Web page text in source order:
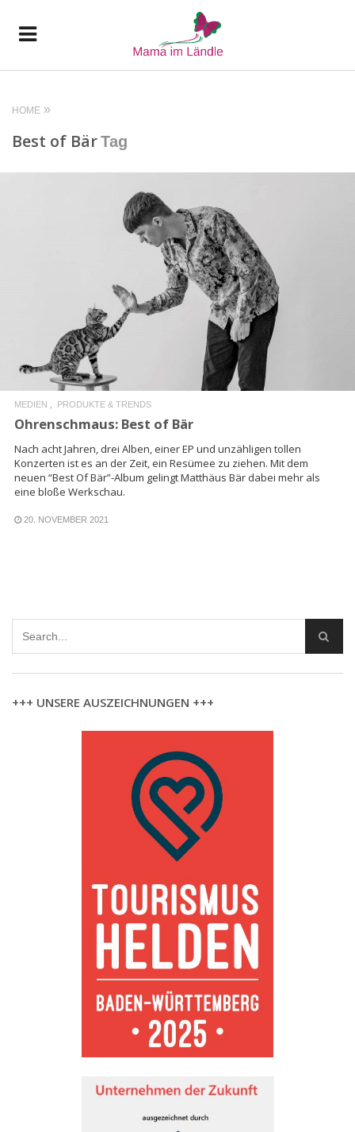
HOME
Best of BärTag
READ MORE
MEDIEN PRODUKTE & TRENDS
Ohrenschmaus: Best of Bär
Nach acht Jahren, drei Alben, einer EP und unzähligen tollen
Konzerten ist es an der Zeit, ein Resümee zu ziehen. Mit dem
neuen “Best Of Bär”-Album gelingt Matthäus Bär dabei mehr als
eine bloße Werkschau.
20. NOVEMBER 2021
+++ UNSERE AUSZEICHNUNGEN +++